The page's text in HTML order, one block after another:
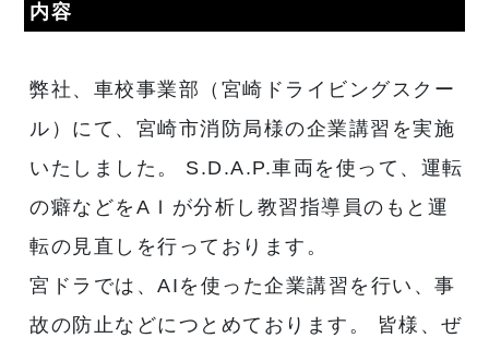
内容
弊社、車校事業部（宮崎ドライビングスクー
ル）にて、宮崎市消防局様の企業講習を実施
いたしました。 S.D.A.P.車両を使って、運転
の癖などをAＩが分析し教習指導員のもと運
転の見直しを行っております。
宮ドラでは、AIを使った企業講習を行い、事
故の防止などにつとめております。 皆様、ぜ